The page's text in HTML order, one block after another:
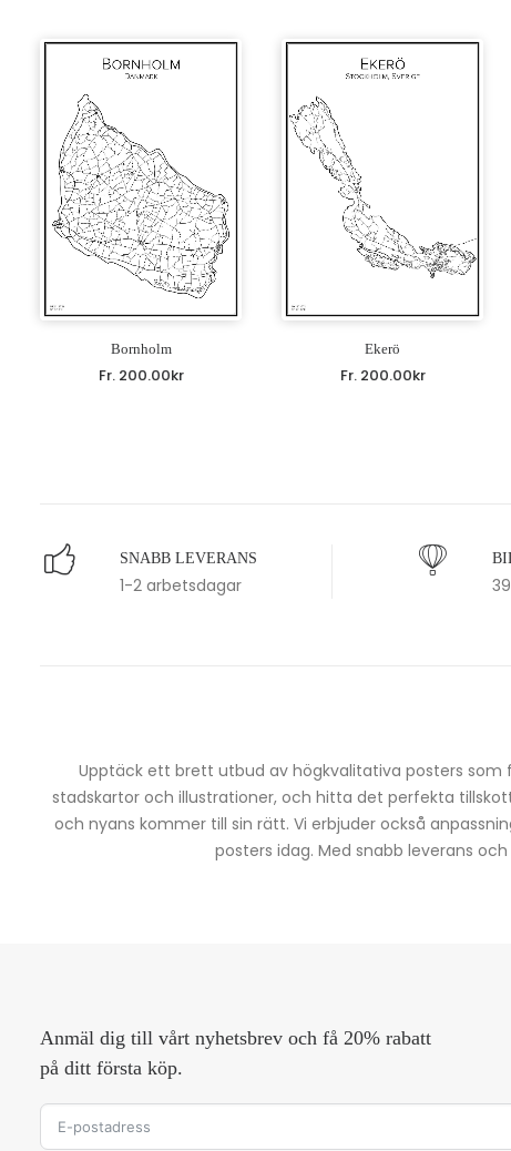
Bornholm
Fr. 200.00kr
Ekerö
Fr. 200.00kr
SNABB LEVERANS
1-2 arbetsdagar
Upptäck ett brett utbud av högkvalitativa posters som
stadskartor och illustrationer, och hitta det perfekta
och nyans kommer till sin rätt. Vi erbjuder också
posters idag. Med snabb leverans
Anmäl dig till vårt nyhetsbrev och få 20% rabatt
på ditt första köp.